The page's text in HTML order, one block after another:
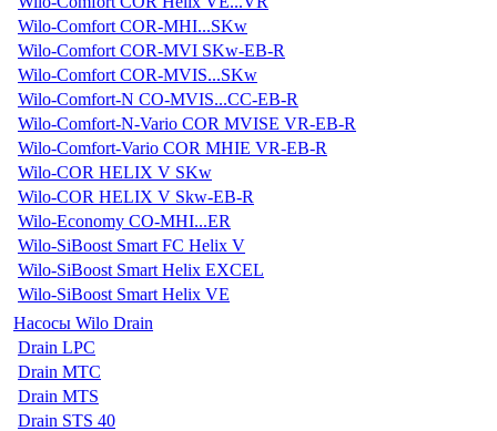
Wilo-Comfort COR-MHI...SKw
Wilo-Comfort COR-MVI SKw-EB-R
Wilo-Comfort COR-MVIS...SKw
Wilo-Comfort-N CO-MVIS...CC-EB-R
Wilo-Comfort-N-Vario COR MVISE VR-EB-R
Wilo-Comfort-Vario COR MHIE VR-EB-R
Wilo-COR HELIX V SKw
Wilo-COR HELIX V Skw-EB-R
Wilo-Economy CO-MHI...ER
Wilo-SiBoost Smart FC Helix V
Wilo-SiBoost Smart Helix EXCEL
Wilo-SiBoost Smart Helix VE
Насосы Wilo Drain
Drain LPC
Drain MTC
Drain MTS
Drain STS 40